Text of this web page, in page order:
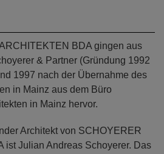
BDA gingen aus
& Partner (Gründung 1992
1997 nach der Übernahme des
in Mainz aus dem Büro
in Mainz hervor.
Architekt von SCHOYERER
ist Julian Andreas Schoyerer. Das